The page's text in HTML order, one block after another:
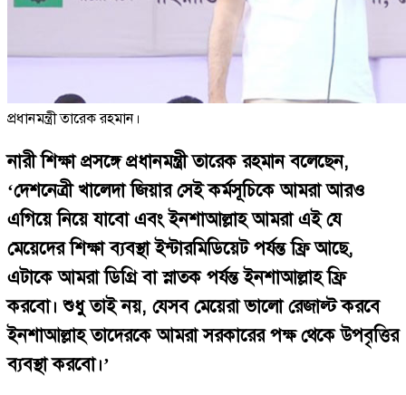
প্রধানমন্ত্রী তারেক রহমান।
নারী শিক্ষা প্রসঙ্গে প্রধানমন্ত্রী তারেক রহমান বলেছেন,
‘দেশনেত্রী খালেদা জিয়ার সেই কর্মসূচিকে আমরা আরও
এগিয়ে নিয়ে যাবো এবং ইনশাআল্লাহ আমরা এই যে
মেয়েদের শিক্ষা ব্যবস্থা ইন্টারমিডিয়েট পর্যন্ত ফ্রি আছে,
এটাকে আমরা ডিগ্রি বা স্নাতক পর্যন্ত ইনশাআল্লাহ ফ্রি
করবো। শুধু তাই নয়, যেসব মেয়েরা ভালো রেজাল্ট করবে
ইনশাআল্লাহ তাদেরকে আমরা সরকারের পক্ষ থেকে উপবৃত্তির
ব্যবস্থা করবো।’